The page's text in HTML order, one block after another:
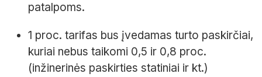
patalpoms.
1 proc. tarifas bus įvedamas turto paskirčiai,
kuriai nebus taikomi 0,5 ir 0,8 proc.
(inžinerinės paskirties statiniai ir kt.)